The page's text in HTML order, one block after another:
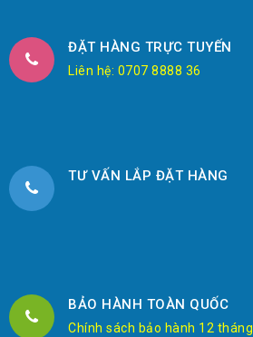
ĐẶT HÀNG TRỰC TUYẾN
Liên hệ: 0707 8888 36
TƯ VẤN LẮP ĐẶT HÀNG
BẢO HÀNH TOÀN QUỐC
Chính sách bảo hành 12 tháng